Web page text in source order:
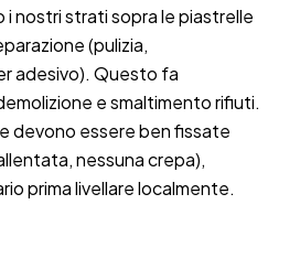
i nostri strati sopra le piastrelle
(pulizia,
adesivo). Questo fa
e smaltimento rifiuti.
devono essere ben fissate
nessuna crepa),
prima livellare localmente.